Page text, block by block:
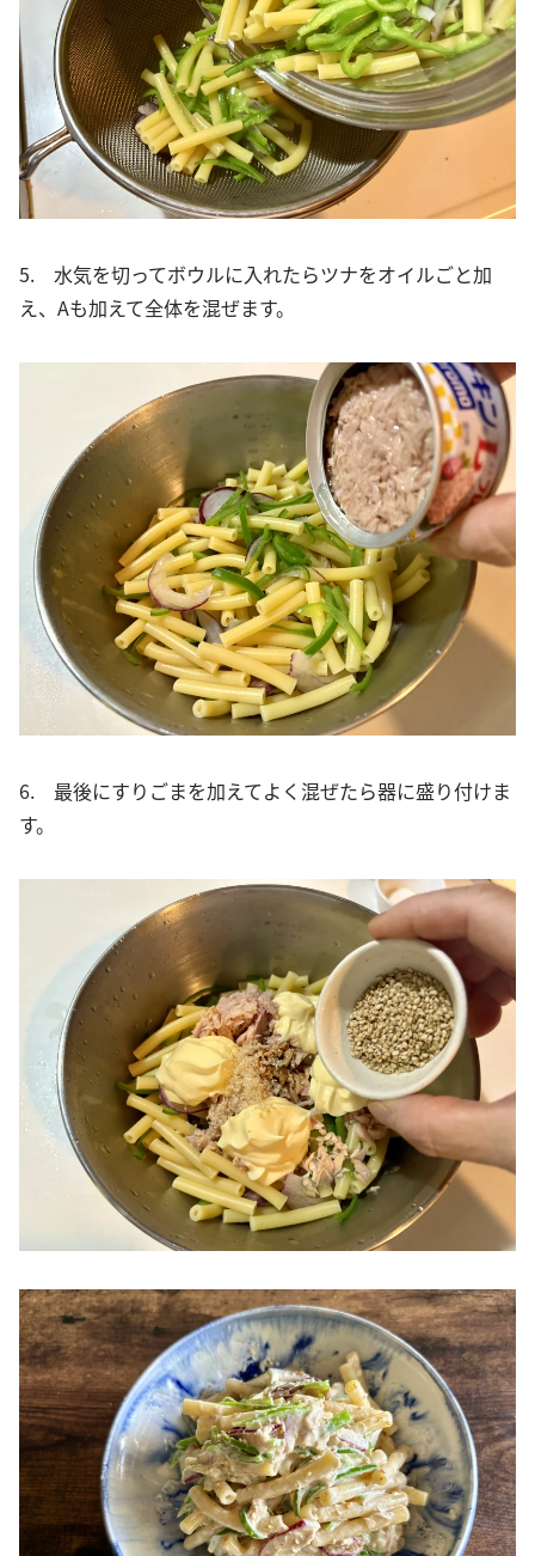
5. 水気を切ってボウルに入れたらツナをオイルごと加
え、Aも加えて全体を混ぜます。
6. 最後にすりごまを加えてよく混ぜたら器に盛り付けま
す。